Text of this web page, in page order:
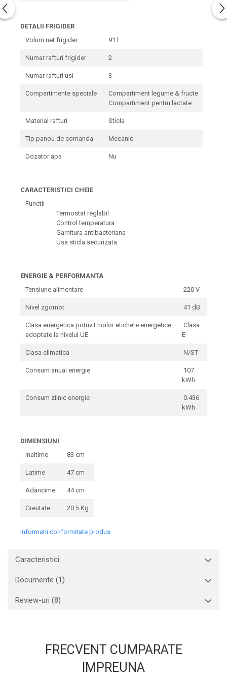
DETALII FRIGIDER
Volum net frigider
91 l
Numar rafturi frigider 2
Numar rafturi usi 3
Compartimente speciale
Compartiment legume & fructe
Compartiment pentru lactate
Material rafturi Sticla
Tip panou de comanda Mecanic
Dozator apa Nu
CARACTERISTICI CHEIE
Functii
Termostat reglabil
Control temperatura
Garnitura antibacteriana
Usa sticla securizata
ENERGIE & PERFORMANTA
Tensiune alimentare
220 V
Nivel zgomot 41 dB
Clasa energetica potrivit noilor etichete energetice
adoptate la nivelul UE
Clasa
E
Clasa climatica N/ST
Consum anual energie
107
kWh
Consum zilnic energie
0.436
kWh
DIMENSIUNI
Inaltime
83 cm
Latime 47 cm
Adancime 44 cm
Greutate 20.5 Kg
Informatii conformitate produs
Caracteristici
Documente (1)
Review-uri (8)
FRECVENT CUMPARATE
IMPREUNA